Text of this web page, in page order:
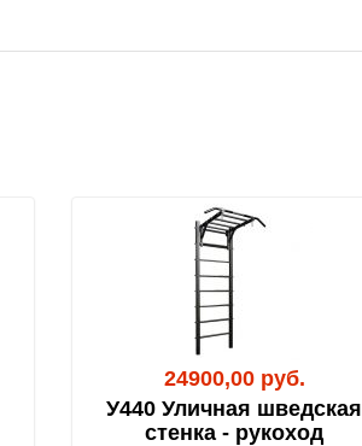
24900,00 руб.
У440 Уличная шведская
стенка - рукоход